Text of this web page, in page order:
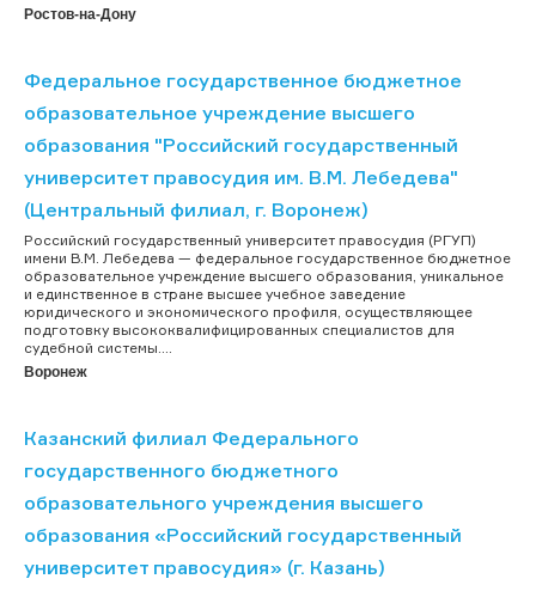
Ростов-на-Дону
Федеральное государственное бюджетное
образовательное учреждение высшего
образования "Российский государственный
университет правосудия им. В.М. Лебедева"
(Центральный филиал, г. Воронеж)
Российский государственный университет правосудия (РГУП)
имени В.М. Лебедева — федеральное государственное бюджетное
образовательное учреждение высшего образования, уникальное
и единственное в стране высшее учебное заведение
юридического и экономического профиля, осуществляющее
подготовку высококвалифицированных специалистов для
судебной системы....
Воронеж
Казанский филиал Федерального
государственного бюджетного
образовательного учреждения высшего
образования «Российский государственный
университет правосудия» (г. Казань)